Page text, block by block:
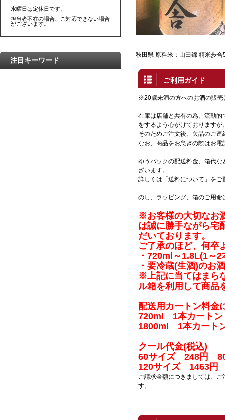
秋田県 原料米：山田錦 精米歩
ご利用ガイド
※20歳未満の方へのお酒の販売
在庫は店舗と共有の為、流動
をするよう心がけております
そのためご注文後、欠品のご
なお、商品をお急ぎの際はお
ゆうパックの配送料金、箱代
ざいます。
詳しくは「送料について」をご
のし、ラッピング、箱のご用
※お客様の大切なお
は誠に勝手ながら宅
だいております。
ご了承のほど、何卒
・720ml～1.8L(1～
・要冷蔵(生酒)のお
※上記に当てはまら
ル箱を利用して商品
配送用カートン料金
720ml 1本カート
1800ml 1本カート
クール代金(税込)
60サイズ 248円
120サイズ 1463
ご請求金額につきましては、
す。
水曜日は定休日です。
担当者不在の場合、ご対応できない場合
がございます。
注目キーワード